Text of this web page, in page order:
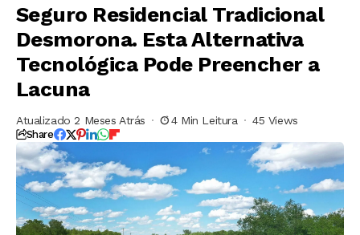
Seguro Residencial Tradicional
Desmorona. Esta Alternativa
Tecnológica Pode Preencher a
Lacuna
Atualizado 2 Meses Atrás 4 Min Leitura 45 Views
Share